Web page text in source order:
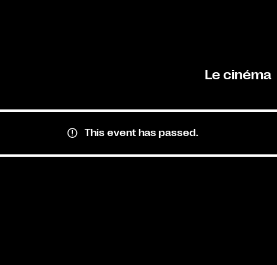
Le cinéma
This event has passed.